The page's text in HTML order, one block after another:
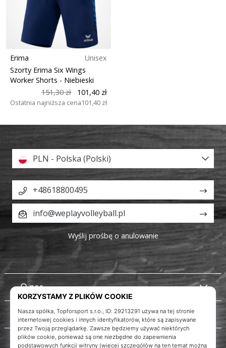
Erima
Unisex
Szorty Erima Six Wings
Worker Shorts - Niebieski
151,30 zł
101,40 zł
Ostatnia najniższa cena101,40 zł
O nas
Obsługa klienta
PLN - Polska (Polski)
+48618800495
info@weplayvolleyball.pl
Wyślij prośbę o anulowanie